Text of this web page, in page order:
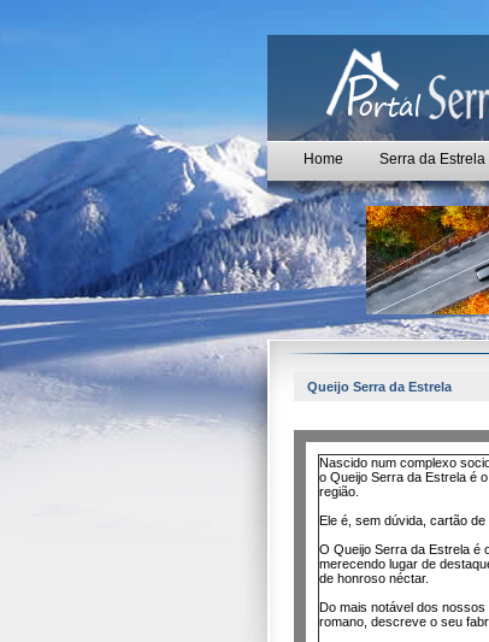
Home Serra da Estrela
Queijo Serra da Estrela
Nascido num complexo
o Queijo Serra da Estrela é
região.
Ele é, sem dúvida, cartão
O Queijo Serra da Estrela é
merecendo lugar de
de honroso néctar.
Do mais notável dos
romano, descreve o seu